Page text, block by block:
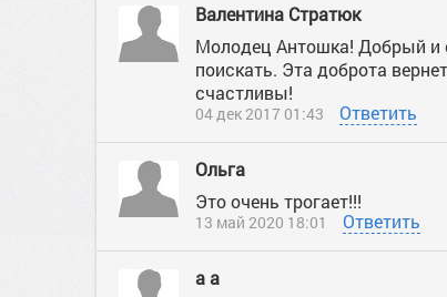
Валентина Стратюк
Молодец Антошка! Добрый и
поискать. Эта доброта
счастливы!
04 дек 2017 01:43 Ответить
Ольга
Это очень трогает!!!
13 май 2020 18:01 Ответить
a a